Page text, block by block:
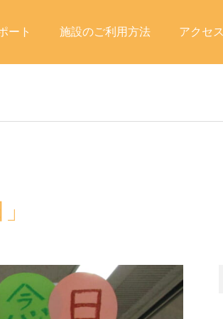
ート 施設のご利用方法 アクセス